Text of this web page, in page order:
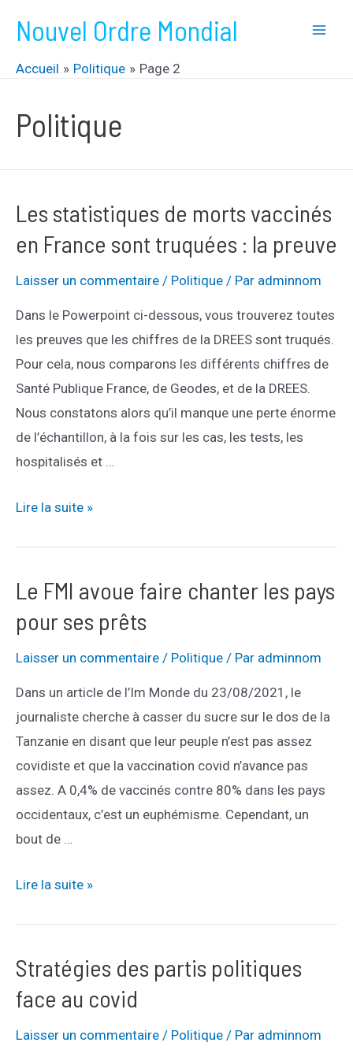
contenu
Nouvel Ordre Mondial
Accueil Politique Page 2
Politique
Les statistiques de morts vaccinés
en France sont truquées : la preuve
Laisser un commentaire / Politique / Par adminnom
Dans le Powerpoint ci-dessous, vous trouverez toutes
les preuves que les chiffres de la DREES sont truqués.
Pour cela, nous comparons les différents chiffres de
Santé Publique France, de Geodes, et de la DREES.
Nous constatons alors qu’il manque une perte énorme
de l’échantillon, à la fois sur les cas, les tests, les
hospitalisés et …
Les
morts
vaccinés
en
France
truquées
:
la
preuve
Lire la suite »
Le FMI avoue faire chanter les pays
pour ses prêts
Laisser un commentaire / Politique / Par adminnom
Dans un article de l’Im Monde du 23/08/2021, le
journaliste cherche à casser du sucre sur le dos de la
Tanzanie en disant que leur peuple n’est pas assez
covidiste et que la vaccination covid n’avance pas
assez. A 0,4% de vaccinés contre 80% dans les pays
occidentaux, c’est un euphémisme. Cependant, un
bout de …
Le
faire
chanter
les
pays
Lire la suite »
Stratégies des partis politiques
face au covid
Laisser un commentaire / Politique / Par adminnom